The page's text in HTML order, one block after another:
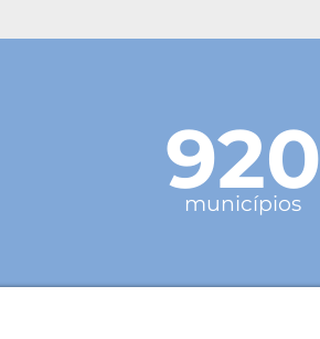
920
municípios